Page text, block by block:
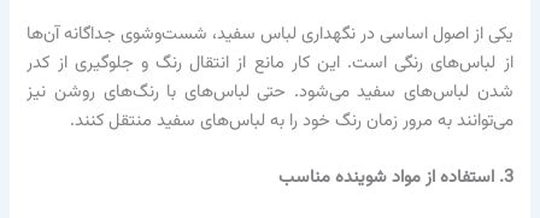
یکی از اصول اساسی در نگهداری لباس سفید، شست‌وشوی جداگانه آن‌ها
از لباس‌های رنگی است. این کار مانع از انتقال رنگ و جلوگیری از کدر
شدن لباس‌های سفید می‌شود. حتی لباس‌های با رنگ‌های روشن نیز
می‌توانند به مرور زمان رنگ خود را به لباس‌های سفید منتقل کنند.
3. استفاده از مواد شوینده مناسب